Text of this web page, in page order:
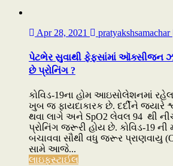
Apr 28, 2021 pratyakshsamachar
પેટભેર સુવાથી ફેફસાંમાં ઑક્સીજન
છે પ્રોનિંગ ?
કોવિડ-19ના હોમ આઇસોલેશનમાં
ખુબ જ ફાયદાકારક છે. દર્દીને જ્યારે
થવા લાગે અને SpO2 લેવલ 94 થી
પ્રોનિંગ જરૂરી હોય છે. કોવિડ-19 ની
બચાવવા સૌથી વધુ જરૂર પ્રાણવાયુ
સામે આજે...
લાઇફસ્ટાઈલ